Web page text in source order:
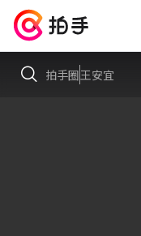
拍手圈王安宜